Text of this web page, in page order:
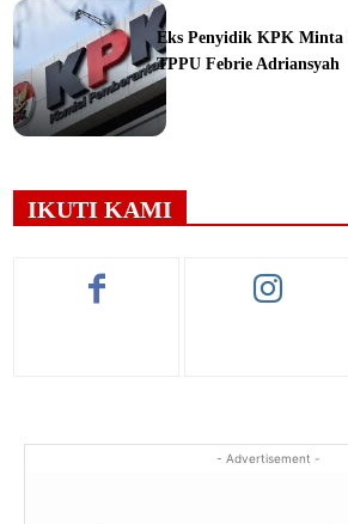
Eks Penyidik KPK Minta
TPPU Febrie Adriansyah
IKUTI KAMI
- Advertisement -